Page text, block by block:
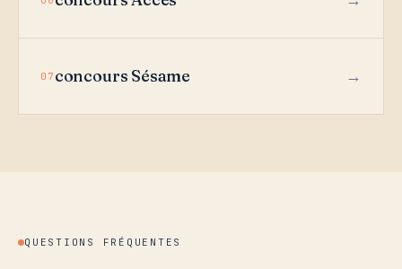
07 concours Sésame
QUESTIONS FRÉQUENTES